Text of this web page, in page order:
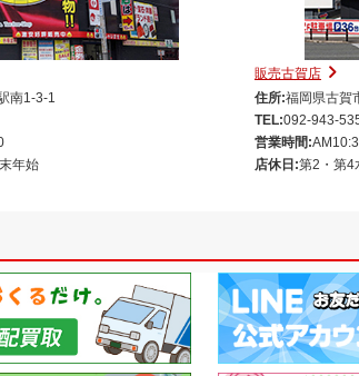
南1-3-1
年始
販売古賀店
住所:福岡県古賀
TEL:092-943-
営業時間:
店休日:第2・第4